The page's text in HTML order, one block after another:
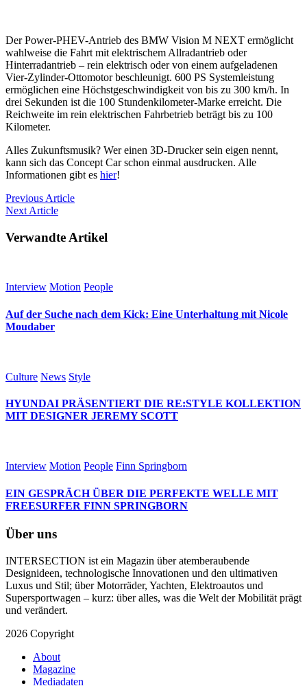
Der Power-PHEV-Antrieb des BMW Vision M NEXT ermöglicht
wahlweise die Fahrt mit elektrischem Allradantrieb oder
Hinterradantrieb – rein elektrisch oder von einem aufgeladenen
Vier-Zylinder-Ottomotor beschleunigt. 600 PS Systemleistung
ermöglichen eine Höchstgeschwindigkeit von bis zu 300 km/h. In
drei Sekunden ist die 100 Stundenkilometer-Marke erreicht. Die
Reichweite im rein elektrischen Fahrbetrieb beträgt bis zu 100
Kilometer.
Alles Zukunftsmusik? Wer einen 3D-Drucker sein eigen nennt,
kann sich das Concept Car schon einmal ausdrucken. Alle
Informationen gibt es hier!
Previous Article
Next Article
Verwandte Artikel
Interview Motion People
Auf der Suche nach dem Kick: Eine Unterhaltung mit Nicole
Moudaber
Culture News Style
HYUNDAI PRÄSENTIERT DIE RE:STYLE KOLLEKTION
MIT DESIGNER JEREMY SCOTT
Interview Motion People Finn Springborn
EIN GESPRÄCH ÜBER DIE PERFEKTE WELLE MIT
FREESURFER FINN SPRINGBORN
Über uns
INTERSECTION ist ein Magazin über atemberaubende
Designideen, technologische Innovationen und den ultimativen
Luxus und Stil; über Motorräder, Yachten, Elektroautos und
Supersportwagen – kurz: über alles, was die Welt der Mobilität prägt
und verändert.
2026 Copyright
About
Magazine
Mediadaten